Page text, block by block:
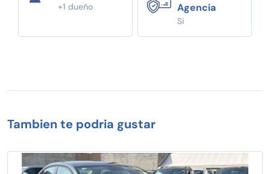
+1 dueño
Agencia
Si
Tambien te podria gustar